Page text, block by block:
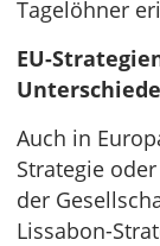
Tagelöhner
EU-
Unterschiede
Auch in
Strategie
der
Lissabon-